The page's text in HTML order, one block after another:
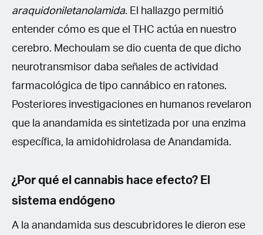
araquidoniletanolamida. El hallazgo permitió
entender cómo es que el THC actúa en nuestro
cerebro. Mechoulam se dio cuenta de que dicho
neurotransmisor daba señales de actividad
farmacológica de tipo cannábico en ratones.
Posteriores investigaciones en humanos revelaron
que la anandamida es sintetizada por una enzima
específica, la amidohidrolasa de Anandamida.
¿Por qué el cannabis hace efecto? El
sistema endógeno
A la anandamida sus descubridores le dieron ese